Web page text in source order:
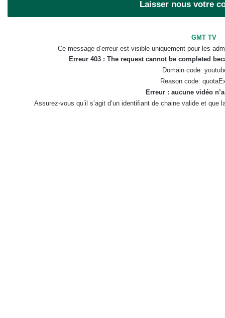
Laisser nous votre
GMT TV
Ce message d’erreur est visible uniquement pour les
Erreur 403 : The request cannot be completed
Domain code:
Reason code:
Erreur : aucune vidéo
Assurez-vous qu’il s’agit d’un identifiant de chaine valide et